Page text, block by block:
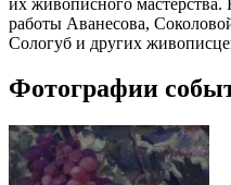
работы Аванесова,
Сологуб и других
Фотографии